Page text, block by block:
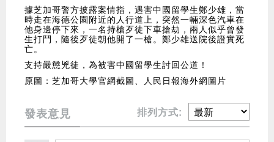
據芝加哥警方披露案情指，遇害中國留學生鄭少雄，當
時走在海德公園附近的人行道上，突然一輛深色汽車在
他身邊停下來，一名持槍歹徒下車搶劫，兩人似乎曾發
生打鬥，隨後歹徒朝他開了一槍。鄭少雄送院後證實死
亡。
支持嚴懲兇徒，為被害中國留學生討回公道！
原圖：芝加哥大學官網截圖、人民日報海外網圖片
發表意見 排列方式: